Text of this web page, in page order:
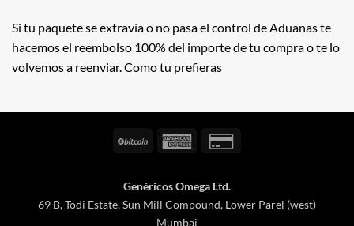
Si tu paquete se extravía o no pasa el control de Aduanas te
hacemos el reembolso 100% del importe de tu compra o te lo
volvemos a reenviar. Como tu prefieras
BitCoin
American
Genéricos Omega Ltd.
69 B, Todi Estate, Sun Mill Compound, Lower Parel (west)
Mumbai